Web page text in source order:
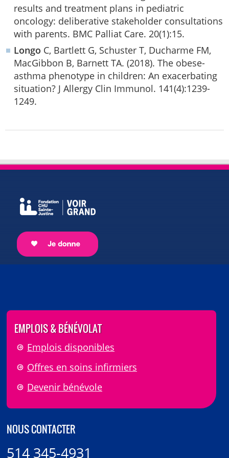
results and treatment plans in pediatric
oncology: deliberative stakeholder consultations
with parents. BMC Palliat Care. 20(1):15.
Longo C, Bartlett G, Schuster T, Ducharme FM,
MacGibbon B, Barnett TA. (2018). The obese-
asthma phenotype in children: An exacerbating
situation? J Allergy Clin Immunol. 141(4):1239-
1249.
EMPLOIS & BÉNÉVOLAT
Emplois disponibles
Offres en soins infirmiers
Devenir bénévole
NOUS CONTACTER
514 345-4931